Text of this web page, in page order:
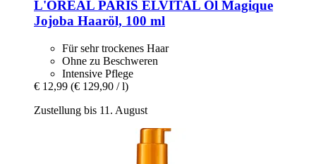
L'ORÉAL PARIS ELVITAL Öl Magique
Jojoba Haaröl, 100 ml
Für sehr trockenes Haar
Ohne zu Beschweren
Intensive Pflege
€ 12,99 (€ 129,90 / l)
Zustellung bis 11. August